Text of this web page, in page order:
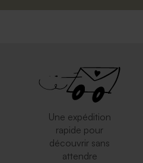
Une expédition
rapide pour
découvrir sans
attendre